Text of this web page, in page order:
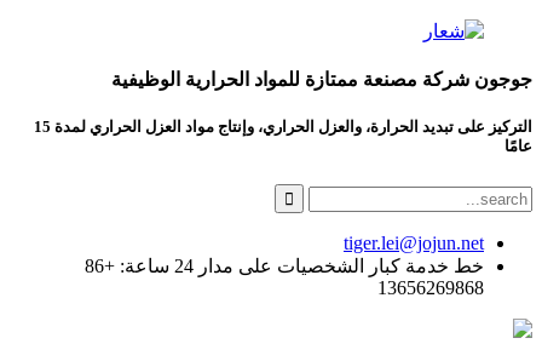
جوجون شركة مصنعة ممتازة للمواد الحرارية الوظيفية
التركيز على تبديد الحرارة، والعزل الحراري، وإنتاج مواد العزل الحراري لمدة 15
عامًا
tiger.lei@jojun.net
خط خدمة كبار الشخصيات على مدار 24 ساعة: +86
13656269868